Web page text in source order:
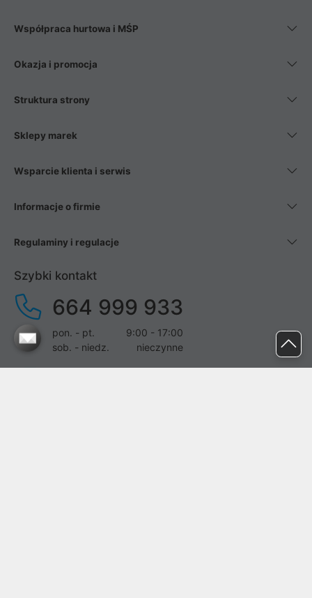
Współpraca hurtowa i MŚP
Okazja i promocja
Struktura strony
Sklepy marek
Wsparcie klienta i serwis
Informacje o firmie
Regulaminy i regulacje
Szybki kontakt
664 999 933
pon. - pt.
9:00 - 17:00
sob. - niedz.
nieczynne